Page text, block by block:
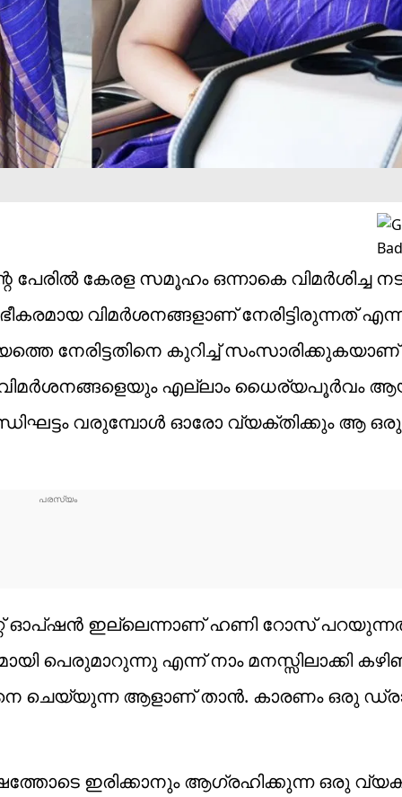
പേരിൽ കേരള സമൂഹം ഒന്നാകെ വിമർശിച്ച
വിമർശനങ്ങളാണ് നേരിട്ടിരുന്നത്
നേരിട്ടതിനെ കുറിച്ച് സംസാരിക്കുകയാണ്
വിമർശനങ്ങളെയും എല്ലാം ധൈര്യപൂർവം
വരുമ്പോൾ ഓരോ വ്യക്തിക്കും ആ
ഓപ്ഷൻ ഇല്ലെന്നാണ് ഹണി റോസ്
പെരുമാറുന്നു എന്ന് നാം മനസ്സിലാക്കി
ചെയ്യുന്ന ആളാണ് താൻ. കാരണം ഒരു
ഇരിക്കാനും ആഗ്രഹിക്കുന്ന ഒരു